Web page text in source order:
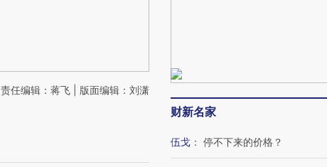
责任编辑：蒋飞 | 版面编辑：刘潇
财新名家
伍戈 ： 停不下来的价格？